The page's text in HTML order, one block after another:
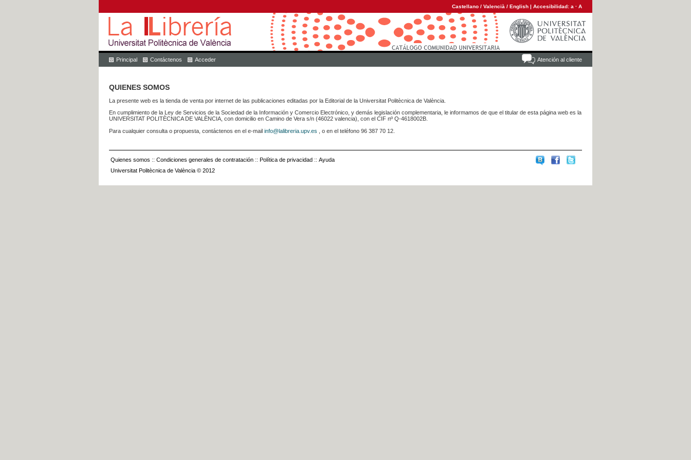
Castellano / Valencià / English | Accesibilidad: a · A
Atención al cliente
Principal Contáctenos Acceder
QUIENES SOMOS
La presente web es la tienda de venta por internet de las publicaciones editadas por la Editorial de la Universitat Politècnica de València.
En cumplimiento de la Ley de Servicios de la Sociedad de la Información y Comercio Electrónico, y demás legislación complementaria, le informamos de que el titular de esta página web es la
UNIVERSITAT POLITÈCNICA DE VALÈNCIA, con domicilio en Camino de Vera s/n (46022 valencia), con el CIF nº Q-4618002B.
Para cualquier consulta o propuesta, contáctenos en el e-mail info@lalibreria.upv.es , o en el teléfono 96 387 70 12.
Quienes somos :: Condiciones generales de contratación :: Política de privacidad :: Ayuda
Universitat Politècnica de València © 2012